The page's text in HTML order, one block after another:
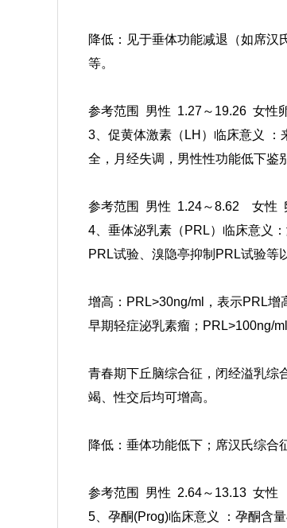
降低：见于垂体功能减退（如席
等。
参考范围 男性 1.27～19.26 女性
3、促黄体激素（LH）临床意义 ：
全，月经失调，男性性功能低下鉴
参考范围 男性 1.24～8.62 女性
4、垂体泌乳素（PRL）临床意义：
PRL试验、溴隐亭抑制PRL试验等
增高：PRL>30ng/ml，表示PRL增
早期轻症泌乳素瘤；PRL>100ng/
青春期下丘脑综合征，闭经溢乳综
竭、性交后均可增高。
降低：垂体功能低下；席汉氏综合
参考范围 男性 2.64～13.13 女性
5、孕酮(Prog)临床意义 ： 孕酮含